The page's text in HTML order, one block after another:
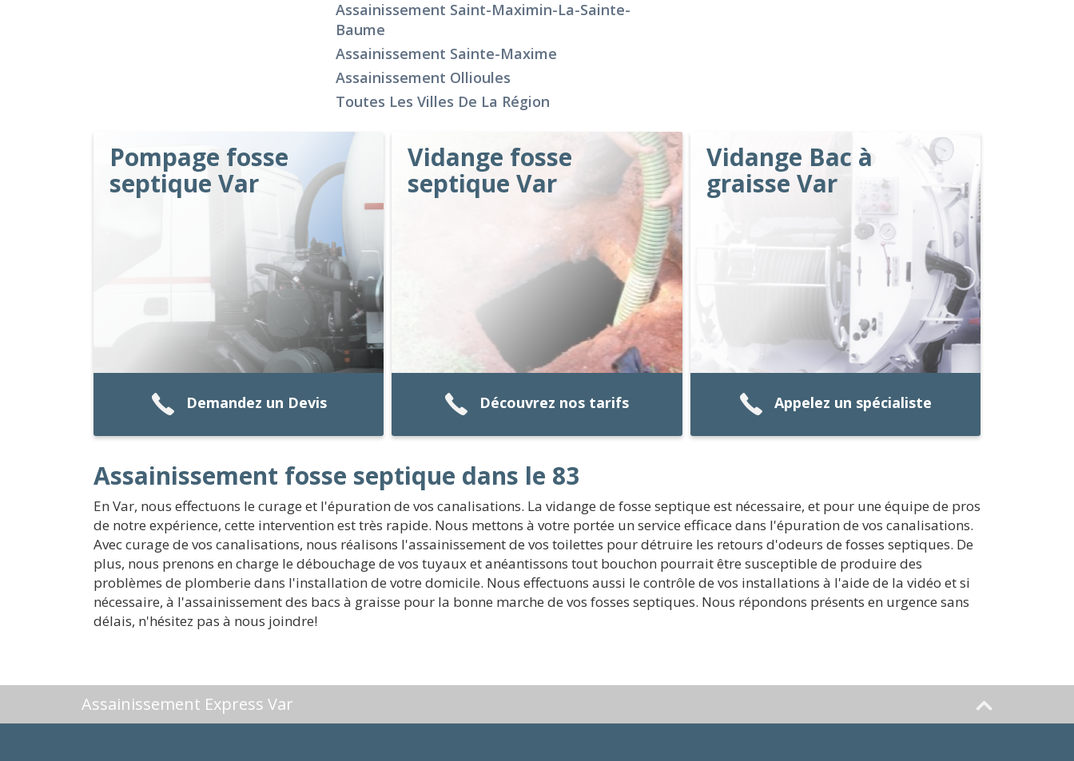
Assainissement Saint-Maximin-La-Sainte-
Baume
Assainissement Sainte-Maxime
Assainissement Ollioules
Toutes Les Villes De La Région
Pompage fosse
septique Var
Demandez un Devis
Vidange fosse
septique Var
Découvrez nos tarifs
Vidange Bac à
graisse Var
Appelez un spécialiste
Assainissement fosse septique dans le 83
En Var, nous effectuons le curage et l'épuration de vos canalisations. La vidange de fosse septique est nécessaire, et pour une équipe de pros
de notre expérience, cette intervention est très rapide. Nous mettons à votre portée un service efficace dans l'épuration de vos canalisations.
Avec curage de vos canalisations, nous réalisons l'assainissement de vos toilettes pour détruire les retours d'odeurs de fosses septiques. De
plus, nous prenons en charge le débouchage de vos tuyaux et anéantissons tout bouchon pourrait être susceptible de produire des
problèmes de plomberie dans l'installation de votre domicile. Nous effectuons aussi le contrôle de vos installations à l'aide de la vidéo et si
nécessaire, à l'assainissement des bacs à graisse pour la bonne marche de vos fosses septiques. Nous répondons présents en urgence sans
délais, n'hésitez pas à nous joindre!
Assainissement Express Var